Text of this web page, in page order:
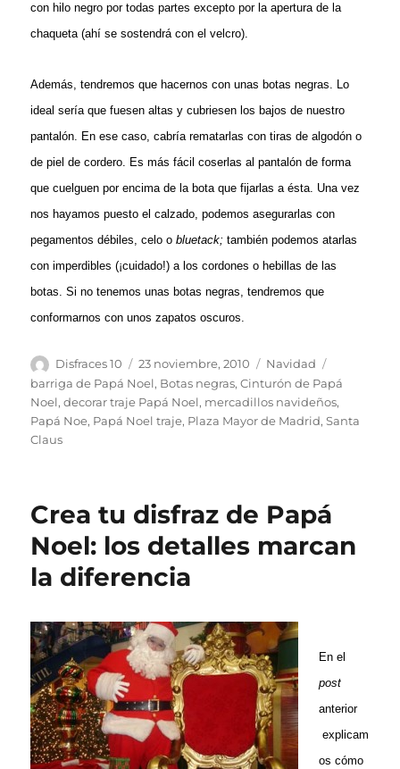
con hilo negro por todas partes excepto por la apertura de la
chaqueta (ahí se sostendrá con el velcro).
Además, tendremos que hacernos con unas botas negras. Lo
ideal sería que fuesen altas y cubriesen los bajos de nuestro
pantalón. En ese caso, cabría rematarlas con tiras de algodón o
de piel de cordero. Es más fácil coserlas al pantalón de forma
que cuelguen por encima de la bota que fijarlas a ésta. Una vez
nos hayamos puesto el calzado, podemos asegurarlas con
pegamentos débiles, celo obluetack;también podemos atarlas
con imperdibles (¡cuidado!) a los cordones o hebillas de las
botas. Si no tenemos unas botas negras, tendremos que
conformarnos con unos zapatos oscuros.
Autor
Disfraces 10
Publicado
el
23 noviembre, 2010 Categorías
Navidad
barriga de Papá Noel, Botas negras,Cinturón de Papá
Noel,decorar traje Papá Noel, mercadillos navideños,
Papá Noe, Papá Noel traje, Plaza Mayor de Madrid,Santa
Claus
Crea tu disfraz de Papá
Noel: los detalles marcan
la diferencia
En el
post
anterior
explicam
os cómo